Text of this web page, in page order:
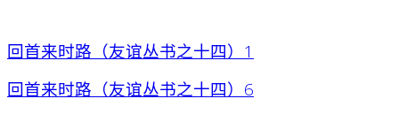
回首来时路（友谊丛书之十四）1
回首来时路（友谊丛书之十四）6